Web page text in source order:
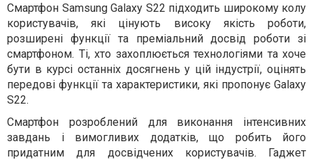
Смартфон Samsung Galaxy S22 підходить широкому колу
користувачів, які цінують високу якість роботи,
розширені функції та преміальний досвід роботи зі
смартфоном. Ті, хто захоплюється технологіями та хоче
бути в курсі останніх досягнень у цій індустрії, оцінять
передові функції та характеристики, які пропонує Galaxy
S22.
Смартфон розроблений для виконання інтенсивних
завдань і вимогливих додатків, що робить його
придатним для досвідчених користувачів. Гаджет